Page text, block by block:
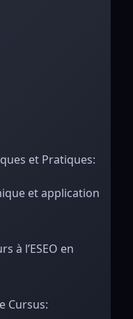
et Pratiques:
et application
à l’ESEO en
Cursus: